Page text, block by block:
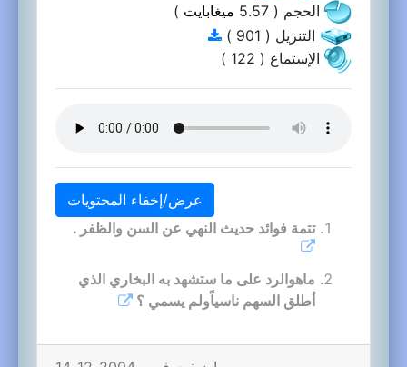
الحجم ( 5.57
ميغابايت )
التنزيل ( 901 )
الإستماع ( 122 )
عرض/إخفاء المحتويات
تتمة فوائد حديث النهي عن السن والظفر .
ماهوالرد على ما ستشهد به البخاري الذي
أطلق السهم ناسياًولم يسمي ؟